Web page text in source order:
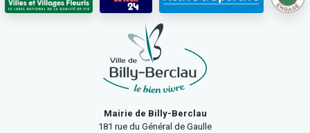
Mairie de Billy-Berclau
181 rue du Général de Gaulle